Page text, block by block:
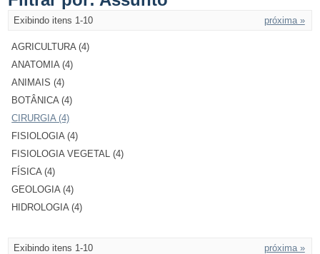
Exibindo itens 1-10 próxima »
AGRICULTURA (4)
ANATOMIA (4)
ANIMAIS (4)
BOTÂNICA (4)
CIRURGIA (4)
FISIOLOGIA (4)
FISIOLOGIA VEGETAL (4)
FÍSICA (4)
GEOLOGIA (4)
HIDROLOGIA (4)
Exibindo itens 1-10 próxima »